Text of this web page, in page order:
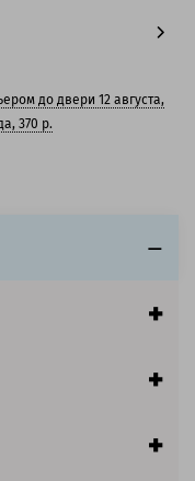
при 5%
до двери 12 августа,
370 р.